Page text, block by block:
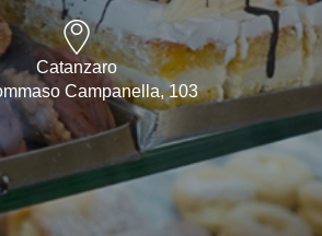
Catanzaro
Campanella, 103